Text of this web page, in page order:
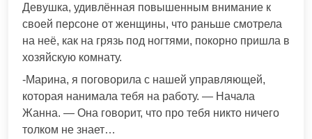
Девушка, удивлённая повышенным внимание к
своей персоне от женщины, что раньше смотрела
на неё, как на грязь под ногтями, покорно пришла в
хозяйскую комнату.
-Марина, я поговорила с нашей управляющей,
которая нанимала тебя на работу. — Начала
Жанна. — Она говорит, что про тебя никто ничего
толком не знает…